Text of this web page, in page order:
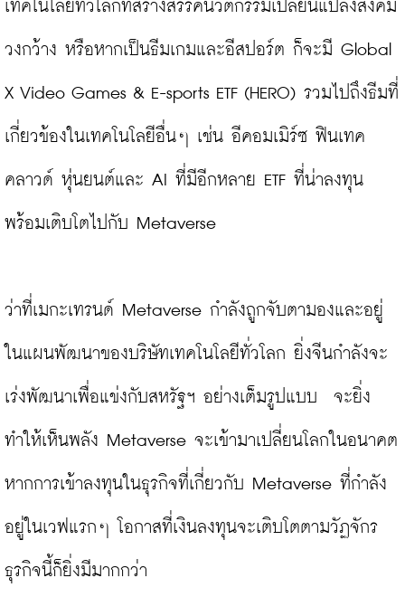
เทคโนโลยีทั่วโลกที่สร้างสรรค์นวัตกรรมเปลี่ยนแปลงสังคม
วงกว้าง หรือหากเป็นธีมเกมและอีสปอร์ต ก็จะมี Global
X Video Games & E-sports ETF (HERO) รวมไปถึงธีมที่
เกี่ยวข้องในเทคโนโลยีอื่นๆ เช่น อีคอมเมิร์ซ ฟินเทค
คลาวด์ หุ่นยนต์และ AI ที่มีอีกหลาย ETF ที่น่าลงทุน
พร้อมเติบโตไปกับ Metaverse
ว่าที่เมกะเทรนด์ Metaverse กำลังถูกจับตามองและอยู่
ในแผนพัฒนาของบริษัทเทคโนโลยีทั่วโลก ยิ่งจีนกำลังจะ
เร่งพัฒนาเพื่อแข่งกับสหรัฐฯ อย่างเต็มรูปแบบ  จะยิ่ง
ทำให้เห็นพลัง Metaverse จะเข้ามาเปลี่ยนโลกในอนาคต
หากการเข้าลงทุนในธุรกิจที่เกี่ยวกับ Metaverse ที่กำลัง
อยู่ในเวฟแรกๆ โอกาสที่เงินลงทุนจะเติบโตตามวัฏจักร
ธุรกิจนี้ก็ยิ่งมีมากกว่า